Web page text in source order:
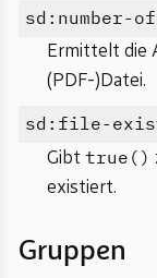
sd:number-
Ermittelt die
(PDF-)Datei.
sd:file-
Gibt true()
existiert.
Gruppen